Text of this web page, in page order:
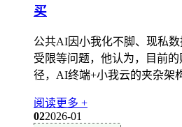
买
公共AI因小我化不脚、现私
受限等问题，他认为，目前
径，AI终端+小我云的夹杂架
阅读更多 +
022026-01